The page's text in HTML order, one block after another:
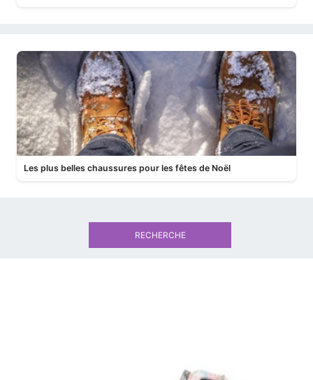
Les plus belles chaussures pour les fêtes de Noël
RECHERCHE